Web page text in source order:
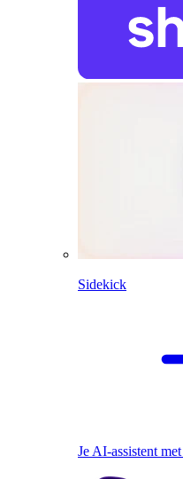
Sidekick
Je AI-assistent